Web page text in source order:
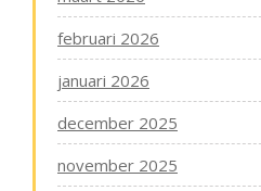
februari 2026
januari 2026
december 2025
november 2025